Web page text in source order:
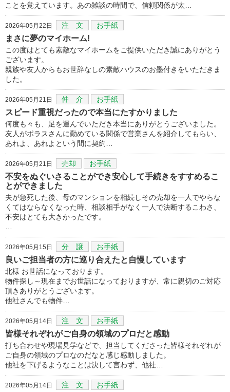
ことを覚えています。あの雑談の時間で、信頼関係が太…
2026年05月22日 注 文 お手紙
まさに夢のマイホーム!
この度はとても素敵なマイホームをご提供いただき誠にありがとう
ございます。
親族や友人からもお世辞なしの素敵ハウスのお墨付きをいただきま
した。
2026年05月21日 仲 介 お手紙
スピード重視だったので本当にたすかりました
何度も々も、足を運んでいただき本当にありがとうございました。
友人がポラスさんに勤めている関係で営業さんを紹介してもらい、
あれよ、あれよという間に契約…
2026年05月21日 売却 お手紙
不安をぬぐいさることができ安心して手続きをすすめるこ
とができました
夫が急死した後、母のマンションを相続しその売却を一人でやらな
くてはならなくなった時、相談相手がなく一人で決断するこわさ、
不安はとても大きかったです。
2026年05月15日 分 譲 お手紙
良いご担当者の方に巡り合えたと自慢しています
北様 お世話になっております。
物件探し～現在までお世話になっておりますが、常に親切のご対応
頂きありがとうございます。
他社さんでも物件…
2026年05月14日 注 文 お手紙
皆様それぞれがご自身の領域のプロだと感動
打ち合わせや現場見学などで、担当してくださった皆様それぞれが
ご自身の領域のプロなのだなと感じ感動しました。
他社を下げるようなことは決して言わず、他社…
2026年05月14日 注 文 お手紙